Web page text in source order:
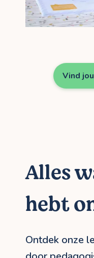
Vind
Alles
hebt
Ontdek onze